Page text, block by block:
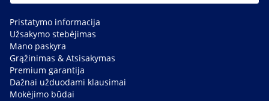
Pristatymo informacija
Užsakymo stebėjimas
Mano paskyra
Grąžinimas & Atsisakymas
Premium garantija
Dažnai užduodami klausimai
Mokėjimo būdai